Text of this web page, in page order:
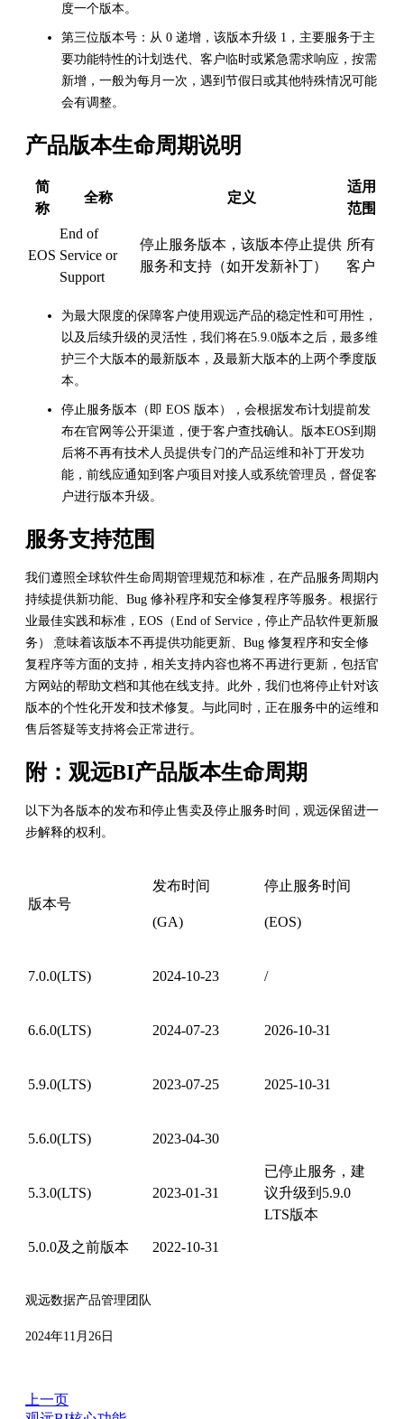
度一个版本。
第三位版本号：从 0 递增，该版本升级 1，主要服务于主
要功能特性的计划迭代、客户临时或紧急需求响应，按需
新增，一般为每月一次，遇到节假日或其他特殊情况可能
会有调整。
产品版本生命周期说明
简
称
全称 定义
适用
范围
EOS
End of
Service or
Support
停止服务版本，该版本停止提供
服务和支持（如开发新补丁）
所有
客户
为最大限度的保障客户使用观远产品的稳定性和可用性，
以及后续升级的灵活性，我们将在5.9.0版本之后，最多维
护三个大版本的最新版本，及最新大版本的上两个季度版
本。
停止服务版本（即 EOS 版本），会根据发布计划提前发
布在官网等公开渠道，便于客户查找确认。版本EOS到期
后将不再有技术人员提供专门的产品运维和补丁开发功
能，前线应通知到客户项目对接人或系统管理员，督促客
户进行版本升级。
服务支持范围
我们遵照全球软件生命周期管理规范和标准，在产品服务周期内
持续提供新功能、Bug 修补程序和安全修复程序等服务。根据行
业最佳实践和标准，EOS（End of Service，停止产品软件更新服
务） 意味着该版本不再提供功能更新、Bug 修复程序和安全修
复程序等方面的支持，相关支持内容也将不再进行更新，包括官
方网站的帮助文档和其他在线支持。此外，我们也将停止针对该
版本的个性化开发和技术修复。与此同时，正在服务中的运维和
售后答疑等支持将会正常进行。
附：观远BI产品版本生命周期
以下为各版本的发布和停止售卖及停止服务时间，观远保留进一
步解释的权利。
版本号
发布时间
(GA)
停止服务时间
(EOS)
7.0.0(LTS) 2024-10-23 /
6.6.0(LTS) 2024-07-23 2026-10-31
5.9.0(LTS) 2023-07-25 2025-10-31
5.6.0(LTS) 2023-04-30
已停止服务，建
议升级到5.9.0
LTS版本
5.3.0(LTS) 2023-01-31
5.0.0及之前版本 2022-10-31
观远数据产品管理团队
2024年11月26日
上一页